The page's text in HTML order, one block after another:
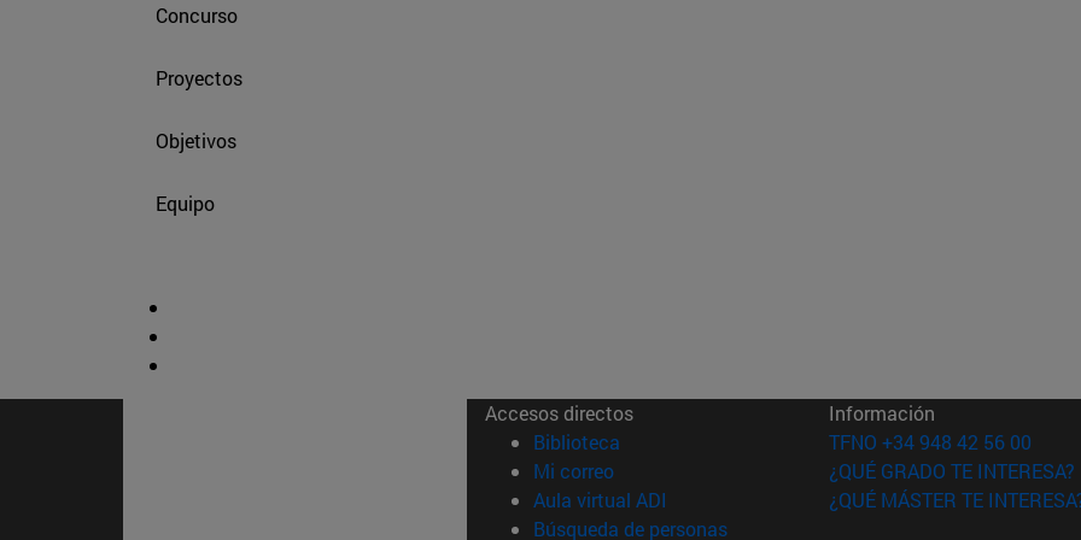
Concurso
Proyectos
Objetivos
Equipo
Accesos directos
Biblioteca (abre en nueva ventana)
Mi correo(abre en nueva ventana)
Aula virtual ADI (abre en nueva ventana)
Búsqueda de personas(abre en nueva ventana)
Información
TFNO +34 948 42 56 00
¿QUÉ GRADO TE INTERESA?
¿QUÉ MÁSTER TE